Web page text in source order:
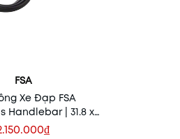
FSA
Xe Đạp FSA
Handlebar | 31.8 x
620mm